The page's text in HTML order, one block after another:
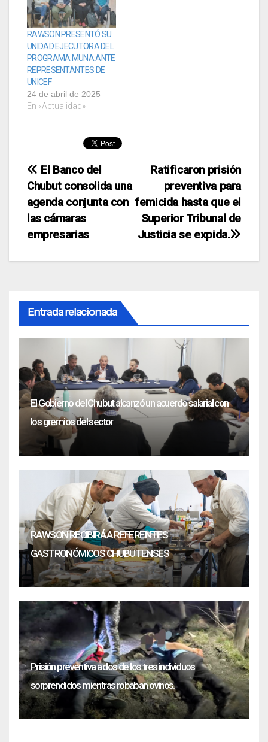
RAWSON PRESENTÓ SU
UNIDAD EJECUTORA DEL
PROGRAMA MUNA ANTE
REPRESENTANTES DE
UNICEF
24 de abril de 2025
En «Actualidad»
Navegación
de
entradas
Ratificaron prisión
preventiva para
femicida hasta que el
Superior Tribunal de
Justicia se expida.
El Banco del
Chubut consolida una
agenda conjunta con
las cámaras
empresarias
Entrada relacionada
El Gobierno del Chubut alcanzó un acuerdo salarial con
los gremios del sector
RAWSON RECIBIRÁ A REFERENTES
GASTRONÓMICOS CHUBUTENSES
Prisión preventiva a dos de los tres individuos
sorprendidos mientras robaban ovinos.